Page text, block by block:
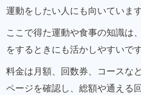
運動をしたい人にも向いています
ここで得た運動や食事の知識は
をするときにも活かしやすいです
料金は月額、回数券、コースな
ページを確認し、総額や通える